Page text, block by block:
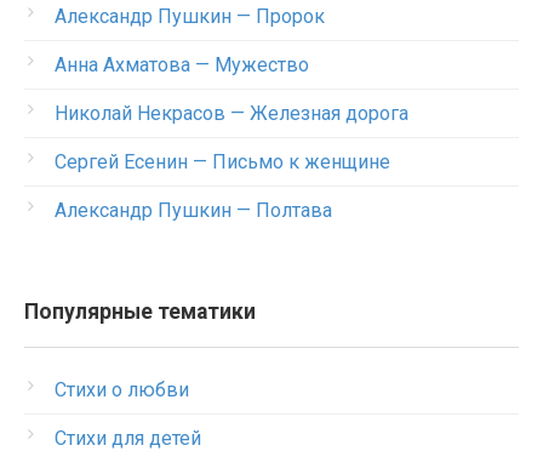
Александр Пушкин — Пророк
Анна Ахматова — Мужество
Николай Некрасов — Железная дорога
Сергей Есенин — Письмо к женщине
Александр Пушкин — Полтава
Популярные тематики
Стихи о любви
Стихи для детей